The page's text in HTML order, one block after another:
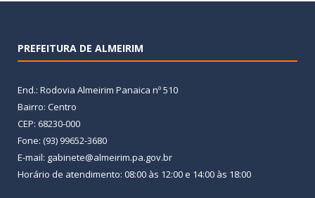
PREFEITURA DE ALMEIRIM
End.: Rodovia Almeirim Panaica nº 510
Bairro: Centro
CEP: 68230-000
Fone: (93) 99652-3680
E-mail: gabinete@almeirim.pa.gov.br
Horário de atendimento: 08:00 às 12:00 e 14:00 às 18:00